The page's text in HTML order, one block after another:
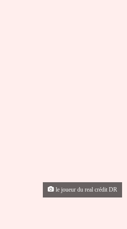
le joueur du real crédit DR